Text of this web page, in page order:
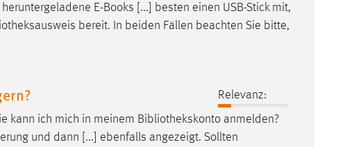
E-Books [...] besten einen USB-Stick mit,
bereit. In beiden Fällen beachten Sie bitte,
Relevanz:
kann ich mich in meinem Bibliothekskonto anmelden?
und dann [...] ebenfalls angezeigt. Sollten